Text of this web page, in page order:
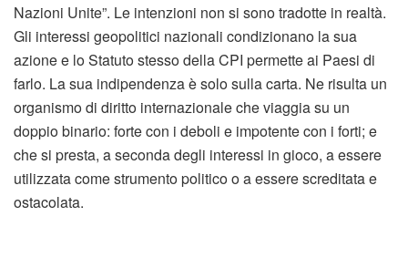
Nazioni Unite”. Le intenzioni non si sono tradotte in realtà.
Gli interessi geopolitici nazionali condizionano la sua
azione e lo Statuto stesso della CPI permette ai Paesi di
farlo. La sua indipendenza è solo sulla carta. Ne risulta un
organismo di diritto internazionale che viaggia su un
doppio binario: forte con i deboli e impotente con i forti; e
che si presta, a seconda degli interessi in gioco, a essere
utilizzata come strumento politico o a essere screditata e
ostacolata.